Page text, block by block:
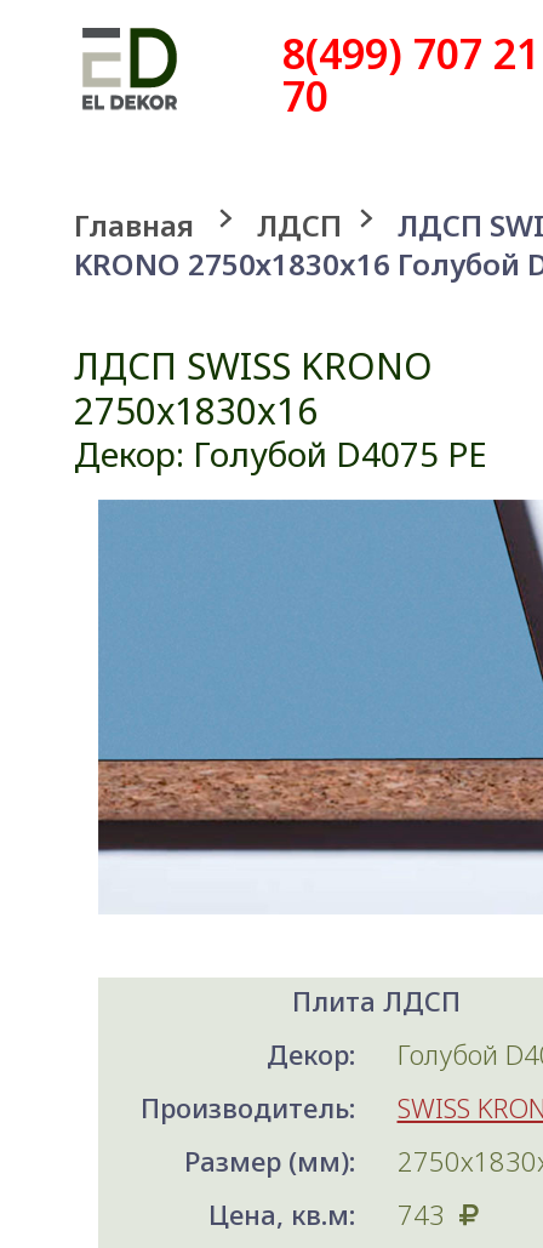
8(499) 707 21
70
Главная ЛДСП
ЛДСП
KRONO 2750х1830x16 Голубой
ЛДСП SWISS KRONO
2750х1830x16
Декор: Голубой D4075 PE
Плита ЛДСП
Декор:
Голубой
Производитель:
SWISS
Размер (мм):
Цена, кв.м:
743